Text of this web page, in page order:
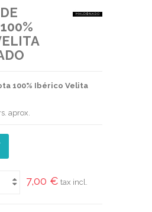
100% Ibérico Velita
aprox.
7,00 € tax incl.